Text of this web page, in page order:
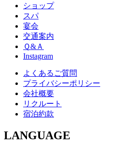
ショップ
スパ
宴会
交通案内
Ｑ&Ａ
Instagram
よくあるご質問
プライバシーポリシー
会社概要
リクルート
宿泊約款
LANGUAGE